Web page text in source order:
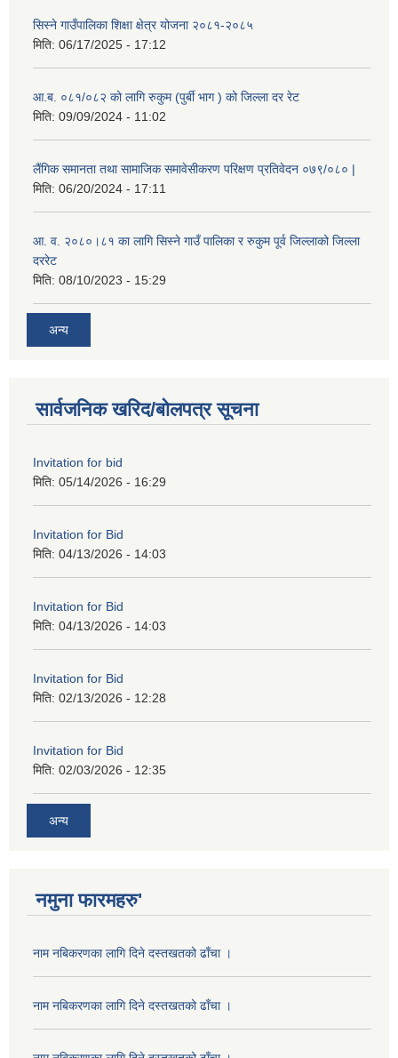
सिस्ने गाउँपालिका शिक्षा क्षेत्र योजना २०८१-२०८५
मिति: 06/17/2025 - 17:12
आ.ब. ०८१/०८२ को लागि रुकुम (पुर्बी भाग ) को जिल्ला दर रेट
मिति: 09/09/2024 - 11:02
लैंगिक समानता तथा सामाजिक समावेसीकरण परिक्षण प्रतिवेदन ०७९/०८० |
मिति: 06/20/2024 - 17:11
आ. व. २०८०।८१ का लागि सिस्ने गाउँ पालिका र रुकुम पूर्व जिल्लाको जिल्ला
दररेट
मिति: 08/10/2023 - 15:29
अन्य
सार्वजनिक खरिद/बोलपत्र सूचना
Invitation for bid
मिति: 05/14/2026 - 16:29
Invitation for Bid
मिति: 04/13/2026 - 14:03
Invitation for Bid
मिति: 04/13/2026 - 14:03
Invitation for Bid
मिति: 02/13/2026 - 12:28
Invitation for Bid
मिति: 02/03/2026 - 12:35
अन्य
नमुना फारमहरु'
नाम नबिकरणका लागि दिने दस्तखतको ढाँचा ।
नाम नबिकरणका लागि दिने दस्तखतको ढाँचा ।